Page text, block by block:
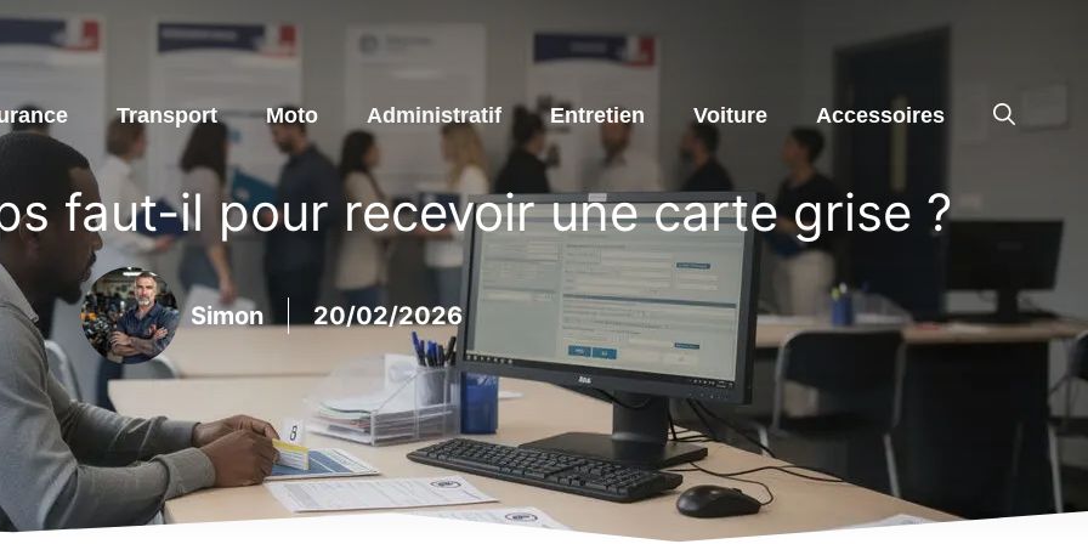
Transport Moto Administratif Entretien Voiture Accessoires
faut-il pour recevoir une carte grise ?
Simon 20/02/2026